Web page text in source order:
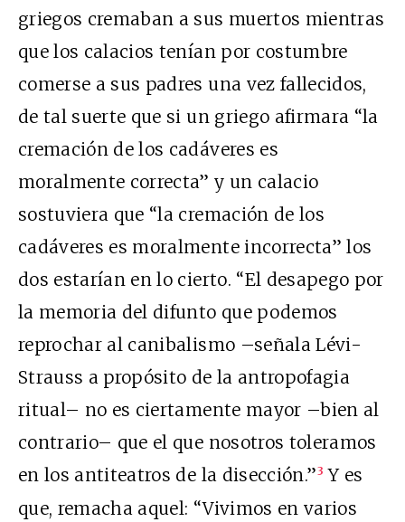
griegos cremaban a sus muertos mientras
que los calacios tenían por costumbre
comerse a sus padres una vez fallecidos,
de tal suerte que si un griego afirmara “la
cremación de los cadáveres es
moralmente correcta” y un calacio
sostuviera que “la cremación de los
cadáveres es moralmente incorrecta” los
dos estarían en lo cierto. “El desapego por
la memoria del difunto que podemos
reprochar al canibalismo –señala Lévi-
Strauss a propósito de la antropofagia
ritual– no es ciertamente mayor –bien al
contrario– que el que nosotros toleramos
en los antiteatros de la disección.”3 Y es
que, remacha aquel: “Vivimos en varios